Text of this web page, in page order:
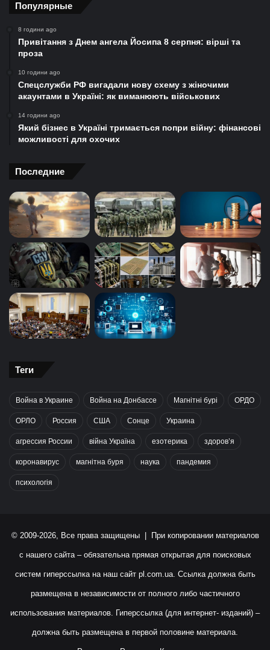
Популярные
8 години ago
Привітання з Днем ангела Йосипа 8 серпня: вірші та
проза
10 години ago
Спецслужби РФ вигадали нову схему з жіночими
акаунтами в Україні: як виманюють військових
14 години ago
Який бізнес в Україні тримається попри війну: фінансові
можливості для охочих
Последние
Теги
Война в Украине Война на Донбассе Магнітні бурі ОРДО
ОРЛО Россия США Сонце Украина
агрессия России війна Україна езотерика здоров’я
коронавирус магнітна буря наука пандемия
психологія
© 2009-2026, Все права защищены | При копировании материалов
с нашего сайта – обязательна прямая открытая для поисковых
систем гиперссылка на наш сайт pl.com.ua. Ссылка должна быть
размещена в независимости от полного либо частичного
использования материалов. Гиперссылка (для интернет- изданий) –
должна быть размещена в первой половине материала.